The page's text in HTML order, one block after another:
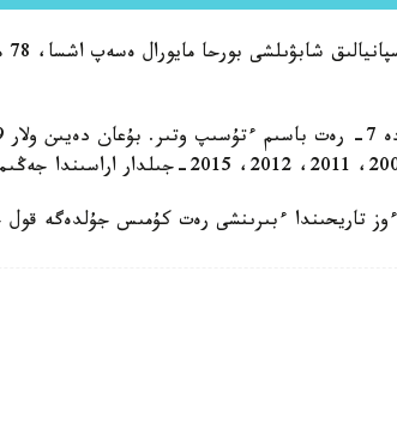
تاريحىندا ءبىرىنشى رەت كۇمىس جۇلدەگە